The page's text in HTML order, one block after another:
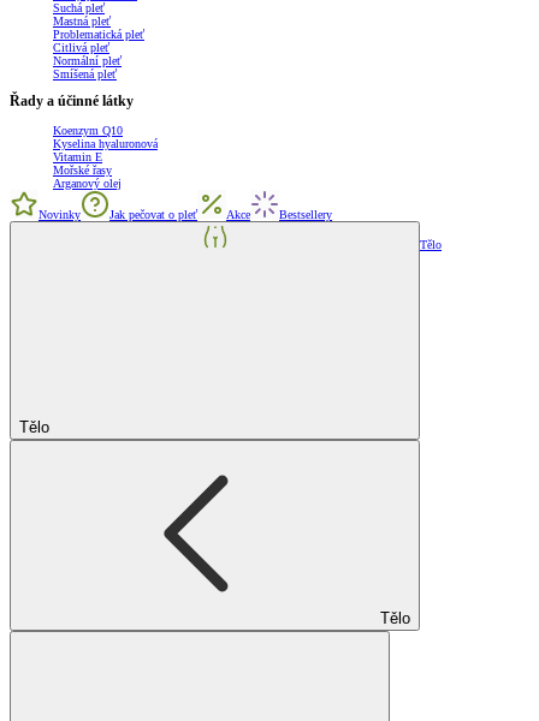
Suchá pleť
Mastná pleť
Problematická pleť
Citlivá pleť
Normální pleť
Smíšená pleť
Řady a účinné látky
Koenzym Q10
Kyselina hyaluronová
Vitamin E
Mořské řasy
Arganový olej
Novinky Jak pečovat o pleť Akce Bestsellery
Tělo
Tělo
Tělo